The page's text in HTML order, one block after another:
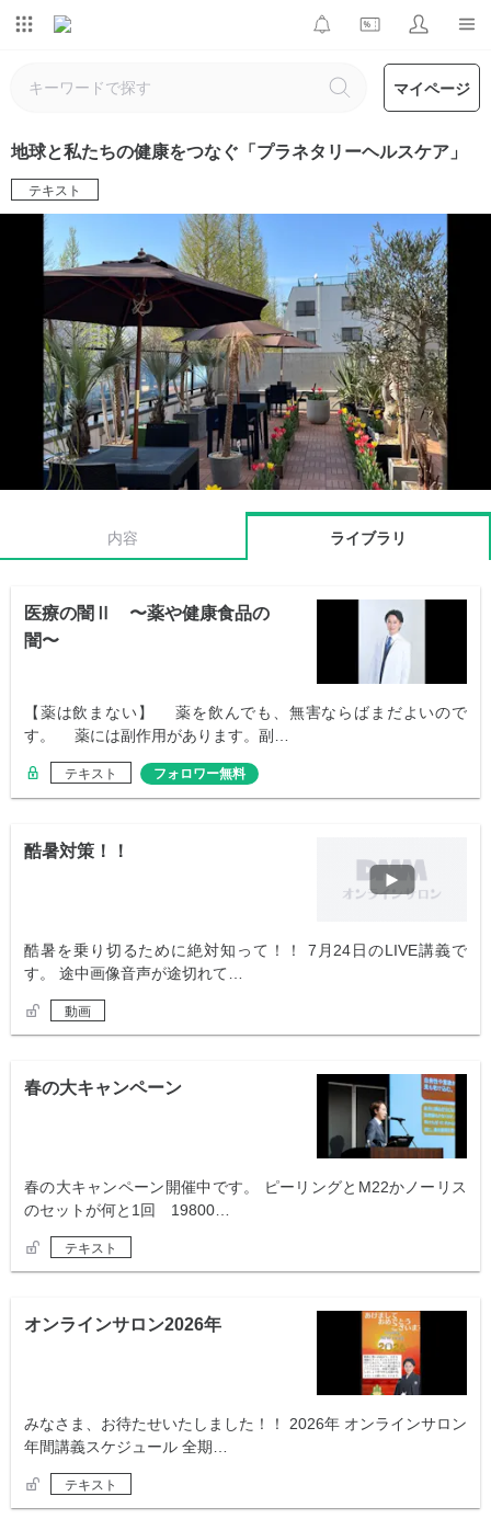
マイページ
地球と私たちの健康をつなぐ「プラネタリーヘルスケア」
テキスト
内容 ライブラリ
医療の闇Ⅱ 〜薬や健康食品の
闇〜
【薬は飲まない】 薬を飲んでも、無害ならばまだよいので
す。 薬には副作用があります。副…
テキスト フォロワー無料
酷暑対策！！
酷暑を乗り切るために絶対知って！！ 7月24日のLIVE講義で
す。 途中画像音声が途切れて…
動画
春の大キャンペーン
春の大キャンペーン開催中です。 ピーリングとM22かノーリス
のセットが何と1回 19800…
テキスト
オンラインサロン2026年
みなさま、お待たせいたしました！！ 2026年 オンラインサロン
年間講義スケジュール 全期…
テキスト